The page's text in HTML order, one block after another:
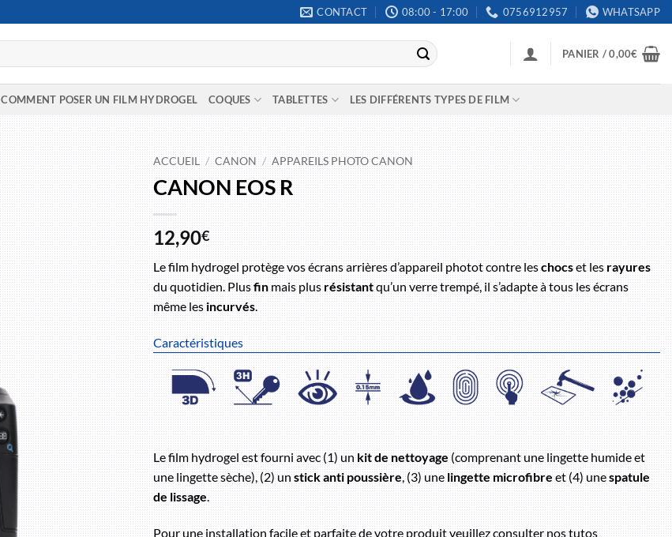
CONTACT 08:00 - 17:00 0756912957 WHATSAPP
PANIER /0,00€
COMMENT POSER UN FILM HYDROGEL COQUES TABLETTES LES DIFFÉRENTS TYPES DE FILM
ACCUEIL / CANON / APPAREILS PHOTO CANON
CANON EOS R
12,90€
Le film hydrogel protège vos écrans arrières d’appareil photot contre leschocset lesrayures
du quotidien. Plusfinmais plusrésistantqu’un verre trempé, il s’adapte à tous les écrans
même lesincurvés.
Caractéristiques
Le film hydrogel est fourni avec (1) unkit de nettoyage(comprenant une lingette humide et
une lingette sèche), (2) unstick anti poussière, (3) unelingette microfibreet (4) unespatule
de lissage.
Pour une installation facile et parfaite de votre produit veuillez consulter nos tutos